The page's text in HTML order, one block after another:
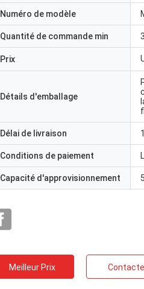
Numéro de modèle
Quantité de commande min
Prix
Détails d'emballage
Délai de livraison
Conditions de paiement
Capacité d'approvisionnement
Meilleur Prix